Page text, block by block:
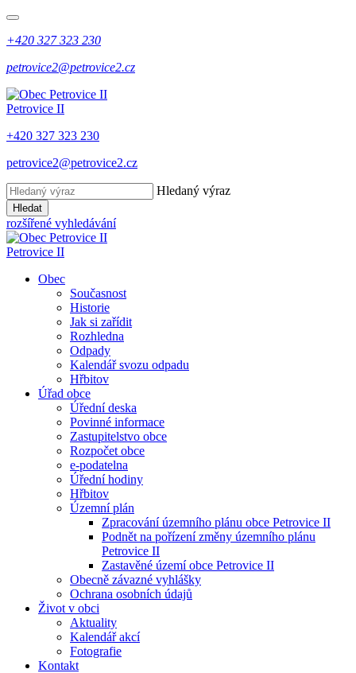
+420 327 323 230
petrovice2@petrovice2.cz
Petrovice II
+420 327 323 230
petrovice2@petrovice2.cz
Hledaný výraz
Hledat
rozšířené vyhledávání
Petrovice II
Obec
Současnost
Historie
Jak si zařídit
Rozhledna
Odpady
Kalendář svozu odpadu
Hřbitov
Úřad obce
Úřední deska
Povinné informace
Zastupitelstvo obce
Rozpočet obce
e-podatelna
Úřední hodiny
Hřbitov
Územní plán
Zpracování územního plánu obce Petrovice II
Podnět na pořízení změny územního plánu
Petrovice II
Zastavěné území obce Petrovice II
Obecně závazné vyhlášky
Ochrana osobních údajů
Život v obci
Aktuality
Kalendář akcí
Fotografie
Kontakt